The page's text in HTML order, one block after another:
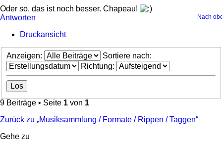
Oder so, das ist noch besser. Chapeau!
Nach
Antworten
Druckansicht
Anzeigen:
Sortiere nach:
Richtung:
9 Beiträge • Seite 1 von 1
Zurück zu „Musiksammlung / Formate / Rippen / Taggen“
Gehe zu